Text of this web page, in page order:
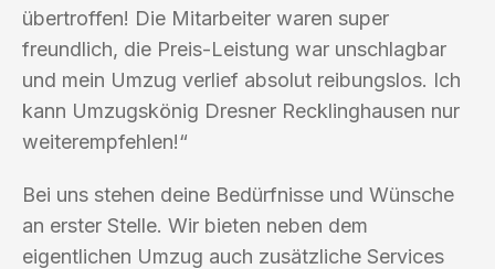
übertroffen! Die Mitarbeiter waren super
freundlich, die Preis-Leistung war unschlagbar
und mein Umzug verlief absolut reibungslos. Ich
kann Umzugskönig Dresner Recklinghausen nur
weiterempfehlen!“
Bei uns stehen deine Bedürfnisse und Wünsche
an erster Stelle. Wir bieten neben dem
eigentlichen Umzug auch zusätzliche Services